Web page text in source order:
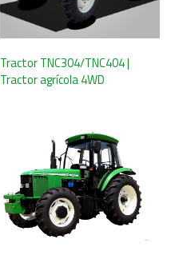
Tractor TNC304/TNC404 |
Tractor agrícola 4WD